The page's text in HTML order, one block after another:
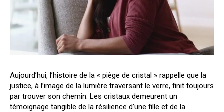
Aujourd’hui, l’histoire de la « piège de cristal » rappelle que la
justice, à l’image de la lumière traversant le verre, finit toujours
par trouver son chemin. Les cristaux demeurent un
témoignage tangible de la résilience d’une fille et de la